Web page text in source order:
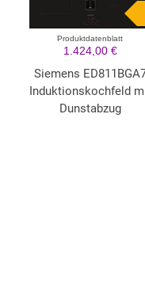
Produktdatenblatt
1.424,00 €
Siemens
Induktionskochfeld
Dunstabzug